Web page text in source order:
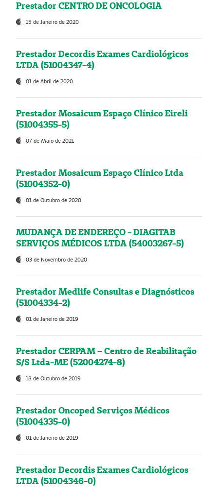
Prestador CENTRO DE ONCOLOGIA
15 de Janeiro de 2020
Prestador Decordis Exames Cardiológicos
LTDA (51004347-4)
01 de Abril de 2020
Prestador Mosaicum Espaço Clínico Eireli
(51004355-5)
07 de Maio de 2021
Prestador Mosaicum Espaço Clínico Ltda
(51004352-0)
01 de Outubro de 2020
MUDANÇA DE ENDEREÇO - DIAGITAB
SERVIÇOS MÉDICOS LTDA (54003267-5)
03 de Novembro de 2020
Prestador Medlife Consultas e Diagnósticos
(51004334-2)
01 de Janeiro de 2019
Prestador CERPAM – Centro de Reabilitação
S/S Ltda-ME (52004274-8)
18 de Outubro de 2019
Prestador Oncoped Serviços Médicos
(51004335-0)
01 de Janeiro de 2019
Prestador Decordis Exames Cardiológicos
LTDA (51004346-0)